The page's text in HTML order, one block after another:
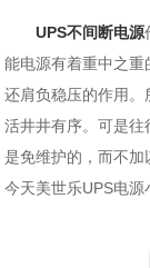
UPS不间断电源
能电源有着重中之重
还肩负稳压的作用
活井井有序。可是
是免维护的，而不
今天美世乐UPS电源